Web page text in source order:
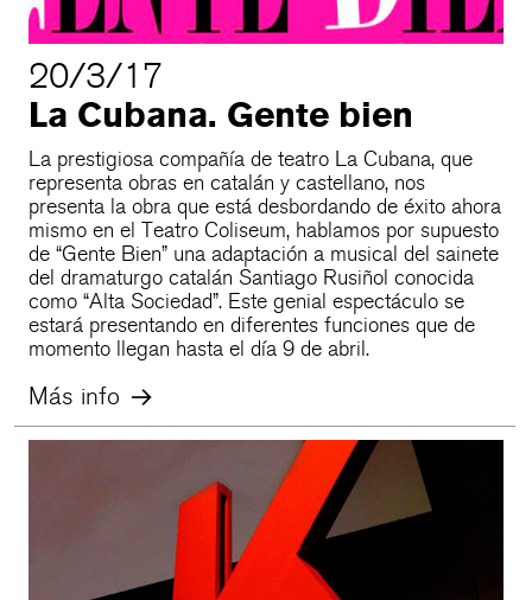
20/3/17
La Cubana. Gente bien
La prestigiosa compañía de teatro La Cubana, que
representa obras en catalán y castellano, nos
presenta la obra que está desbordando de éxito ahora
mismo en el Teatro Coliseum, hablamos por supuesto
de “Gente Bien” una adaptación a musical del sainete
del dramaturgo catalán Santiago Rusiñol conocida
como “Alta Sociedad”. Este genial espectáculo se
estará presentando en diferentes funciones que de
momento llegan hasta el día 9 de abril.
Más info